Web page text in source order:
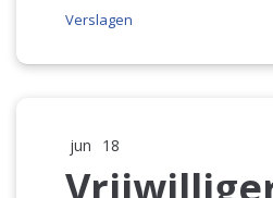
Verslagen
jun 18